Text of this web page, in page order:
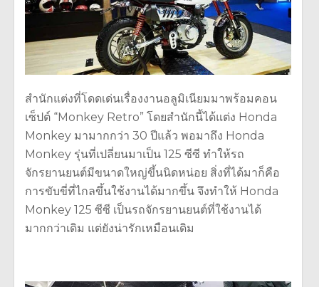
สำนักแต่งที่โดดเด่นเรื่องงานอลูมิเนียมมาพร้อมคอน
เซ็ปต์ “Monkey Retro” โดยสำนักนี้ได้แต่ง Honda
Monkey มามากกว่า 30 ปีแล้ว พอมาถึง Honda
Monkey รุ่นที่เปลี่ยนมาเป็น 125 ซีซี ทำให้รถ
จักรยานยนต์มีขนาดใหญ่ขึ้นนิดหน่อย สิ่งที่ได้มาก็คือ
การขับขี่ที่ไกลขึ้นใช้งานได้มากขึ้น จึงทำให้ Honda
Monkey 125 ซีซี เป็นรถจักรยานยนต์ที่ใช้งานได้
มากกว่าเดิม แต่ยังน่ารักเหมือนเดิม